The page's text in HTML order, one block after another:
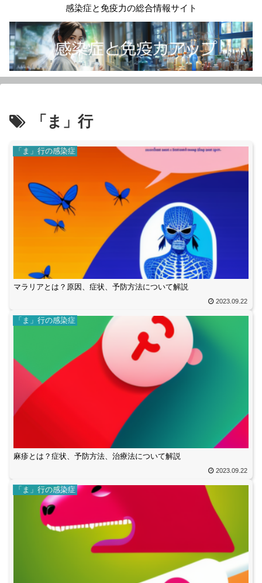
感染症と免疫力の総合情報サイト
「ま」行
「ま」行の感染症
マラリアとは？原因、症状、予防方法について解説
2023.09.22
「ま」行の感染症
麻疹とは？症状、予防方法、治療法について解説
2023.09.22
「ま」行の感染症